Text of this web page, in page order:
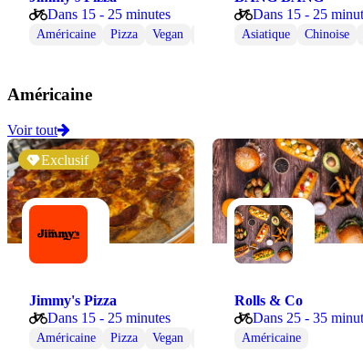
Dans 15 - 25 minutes
Américaine Pizza Vegan Végétarienne
Dans 15 - 25
Asiatique Chinoise
Américaine
Voir tout
Exclusif
Jimmy's Pizza
Dans 15 - 25 minutes
Américaine Pizza Vegan Végétarienne
Rolls & Co
Dans 25 - 35
Américaine